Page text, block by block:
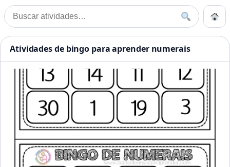
Pular para o conteúdo
Buscar por:
Buscar
Início
Início»Bingo
Atividades Educação
Atividades de bingo para aprender numerais